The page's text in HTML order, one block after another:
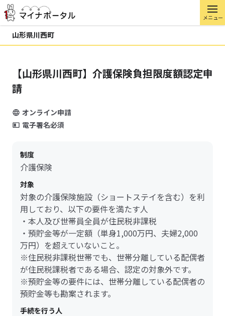
メニュー
山形県川西町
【山形県川西町】介護保険負担限度額認定申
請
オンライン申請
電子署名必須
制度
介護保険
対象
対象の介護保険施設（ショートステイを含む）を利
用しており、以下の要件を満たす人
・本人及び世帯員全員が住民税非課税
・預貯金等が一定額（単身1,000万円、夫婦2,000
万円）を超えていないこと。
※住民税非課税世帯でも、世帯分離している配偶者
が住民税課税者である場合、認定の対象外です。
※預貯金等の要件には、世帯分離している配偶者の
預貯金等も勘案されます。
手続を行う人